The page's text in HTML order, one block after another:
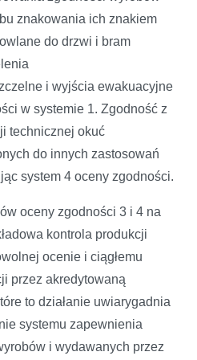
znakowania ich znakiem
do drzwi i bram
i wyjścia ewakuacyjne
w systemie 1. Zgodność z
technicznej okuć
do innych zastosowań
system 4 oceny zgodności.
oceny zgodności 3 i 4 na
kontrola produkcji
ocenie i ciągłemu
przez akredytowaną
to działanie uwiarygadnia
systemu zapewnienia
i wydawanych przez